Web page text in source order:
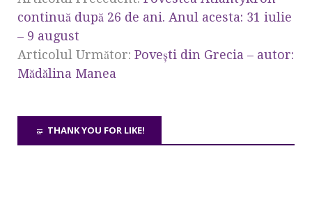
continuă după 26 de ani. Anul acesta: 31 iulie
– 9 august
Articolul Următor: Poveşti din Grecia – autor:
Mădălina Manea
THANK YOU FOR LIKE!